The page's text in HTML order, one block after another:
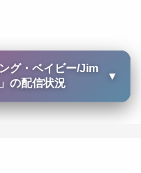
グ・ベイビー/Jim
」の配信状況
▼